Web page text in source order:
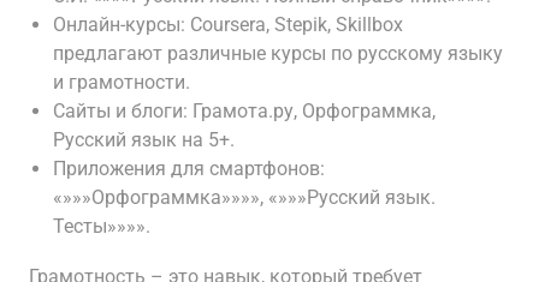
Онлайн-курсы: Coursera, Stepik, Skillbox
предлагают различные курсы по русскому языку
и грамотности.
Сайты и блоги: Грамота.ру, Орфограммка,
Русский язык на 5+.
Приложения для смартфонов:
«»»»Орфограммка»»»», «»»»Русский язык.
Тесты»»»».
Грамотность – это навык, который требует